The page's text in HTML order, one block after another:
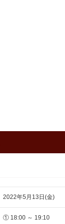
2022年5月13日(金)
① 18:00 ～ 19:10